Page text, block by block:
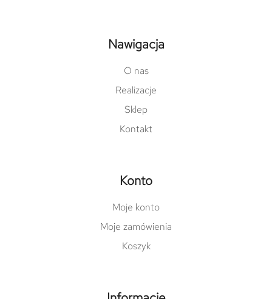
Nawigacja
O nas
Realizacje
Sklep
Kontakt
Konto
Moje konto
Moje zamówienia
Koszyk